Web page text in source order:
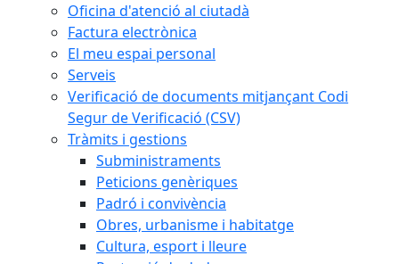
Oficina d'atenció al ciutadà
Factura electrònica
El meu espai personal
Serveis
Verificació de documents mitjançant Codi
Segur de Verificació (CSV)
Tràmits i gestions
Subministraments
Peticions genèriques
Padró i convivència
Obres, urbanisme i habitatge
Cultura, esport i lleure